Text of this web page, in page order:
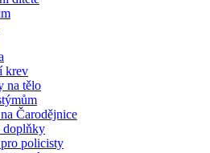
krev
na tělo
Čarodějnice
doplňky
policisty